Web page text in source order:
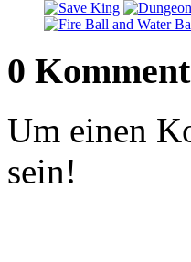
0
Um einen
sein!